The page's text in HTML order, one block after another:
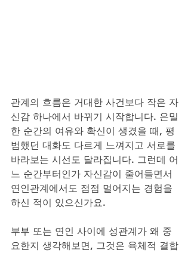
관계의 흐름은 거대한 사건보다 작은 자
신감 하나에서 바뀌기 시작합니다. 은밀
한 순간의 여유와 확신이 생겼을 때, 평
범했던 대화도 다르게 느껴지고 서로를
바라보는 시선도 달라집니다. 그런데 어
느 순간부터인가 자신감이 줄어들면서
연인관계에서도 점점 멀어지는 경험을
하신 적이 있으신가요.
부부 또는 연인 사이에 성관계가 왜 중
요한지 생각해보면, 그것은 육체적 결합